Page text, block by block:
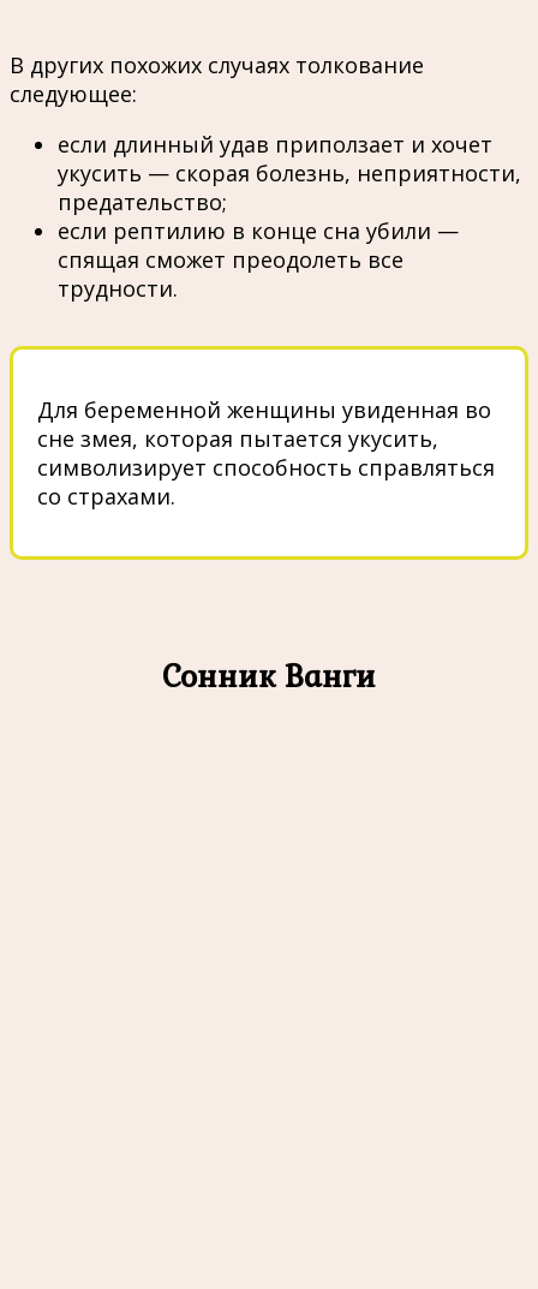
В других похожих случаях толкование
следующее:
если длинный удав приползает и хочет
укусить — скорая болезнь, неприятности,
предательство;
если рептилию в конце сна убили —
спящая сможет преодолеть все
трудности.
Для беременной женщины увиденная во
сне змея, которая пытается укусить,
символизирует способность справляться
со страхами.
Сонник Ванги